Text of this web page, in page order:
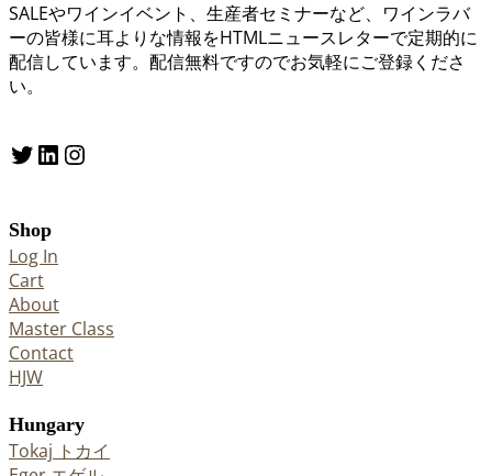
SALEやワインイベント、生産者セミナーなど、ワインラバ
ーの皆様に耳よりな情報をHTMLニュースレターで定期的に
配信しています。配信無料ですのでお気軽にご登録くださ
い。
Twitter LinkedIn Instagram
Shop
Log In
Cart
About
Master Class
Contact
HJW
Hungary
Tokaj トカイ